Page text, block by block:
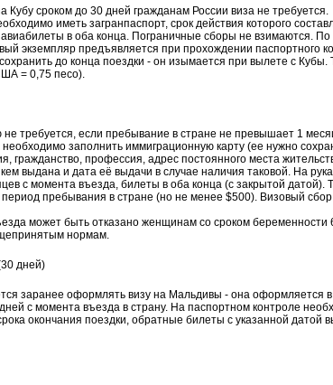
Кубу сроком до 30 дней гражданам России виза не требуется.
иметь загранпаспорт, срок действия которого
в оба конца. Пограничные сборы не взимаются.
экземпляр предъявляется при прохождении паспортного
до конца поездки - он изымается при вылете с
= 0,75 песо).
требуется, если пребывание в стране не превышает 1
необходимо заполнить иммиграционную карту (ее нужно
гражданство, профессия, адрес постоянного места
выдана и дата её выдачи в случае наличия таковой. На
с момента въезда, билеты в оба конца (с закрытой датой).
пребывания в стране (но не менее $500). Визовый
может быть отказано женщинам со сроком
нормам.
дней)
заранее оформлять визу на Мальдивы - она оформляется
с момента въезда в страну. На паспортном контроле
окончания поездки, обратные билеты с указанной датой